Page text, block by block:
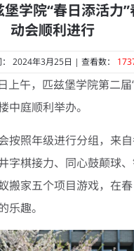
学院“春日添活力
动会顺利进行
2024年3月25日 | 查看数：
上午，匹兹堡学院第二届
中庭顺利举办。
按照年级进行分组，来
字棋接力、同心鼓颠球
搬家五个项目游戏，在
乐趣。